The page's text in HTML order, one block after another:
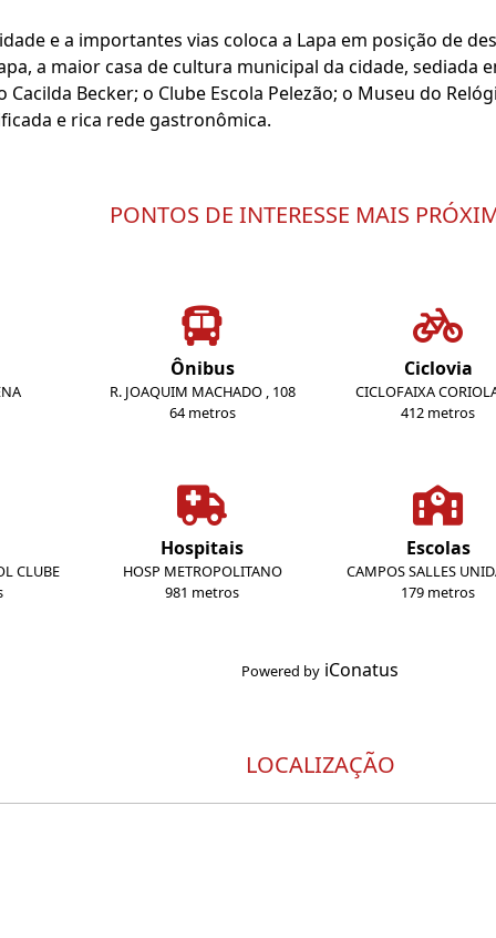
e a importantes vias coloca a Lapa em posição de
a maior casa de cultura municipal da cidade, sediada
Cacilda Becker; o Clube Escola Pelezão; o Museu do
e rica rede gastronômica.
PONTOS DE INTERESSE MAIS
Ônibus
R. JOAQUIM MACHADO , 108
64 metros
Ciclovia
CICLOFAIXA
412 metros
CLUBE
Hospitais
HOSP METROPOLITANO
981 metros
Escolas
CAMPOS SALLES
179 metros
Powered by iConatus
LOCALIZAÇÃO